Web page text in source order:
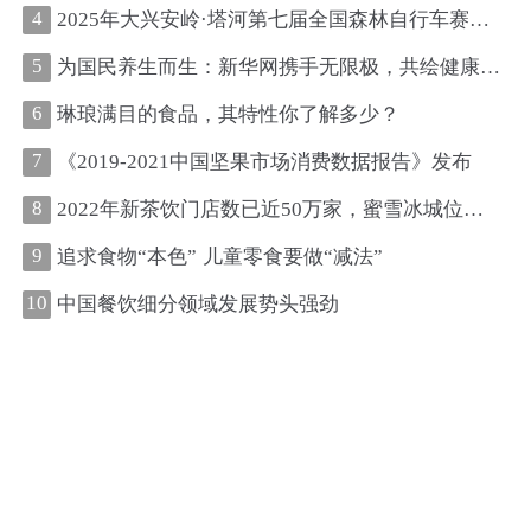
4 2025年大兴安岭·塔河第七届全国森林自行车赛圆满收官
5 为国民养生而生：新华网携手无限极，共绘健康中国新图景
6 琳琅满目的食品，其特性你了解多少？
7 《2019-2021中国坚果市场消费数据报告》发布
8 2022年新茶饮门店数已近50万家，蜜雪冰城位居第一、古茗第二
9 追求食物“本色” 儿童零食要做“减法”
10 中国餐饮细分领域发展势头强劲